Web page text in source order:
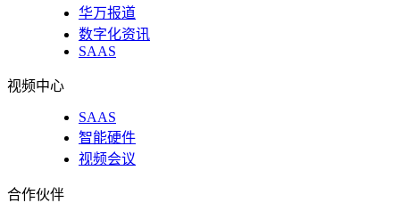
华万报道
数字化资讯
SAAS
视频中心
SAAS
智能硬件
视频会议
合作伙伴